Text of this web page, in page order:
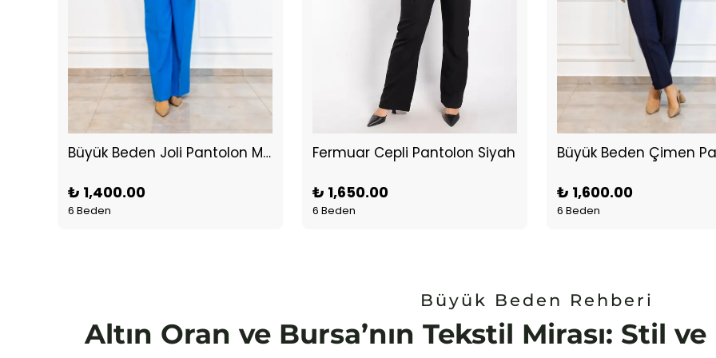
Büyük Beden Joli Pantolon Mavi
₺ 1,400.00
6 Beden
Fermuar Cepli Pantolon Siyah
₺ 1,650.00
6 Beden
₺ 1,600.00
6 Beden
Büyük Beden Rehberi
Altın Oran ve Bursa’nın Tekstil Mirası: Stil